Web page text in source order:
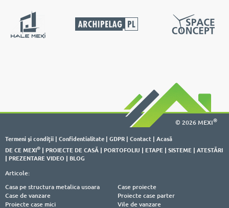
© 2026 MEXI®
Termeni şi condiţii | Confidentialitate | GDPR | Contact | Acasă
DE CE MEXI® | PROIECTE DE CASĂ | PORTOFOLIU | ETAPE | SISTEME | ATESTĂRI
| PREZENTARE VIDEO | BLOG
Articole:
Casa pe structura metalica usoara
Case de vanzare
Proiecte case mici
Case proiecte
Proiecte case parter
Vile de vanzare